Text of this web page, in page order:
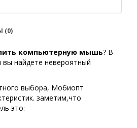
(0)
компьютерную мышь? В
найдете невероятный
выбора, Мобиопт
заметим,что
это: